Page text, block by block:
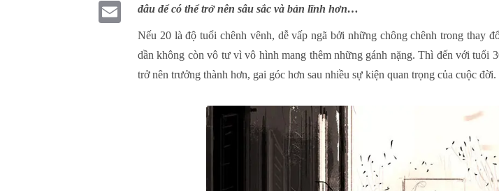
đâu để có thể trở nên sâu sắc và bản lĩnh hơn…
Nếu 20 là độ tuổi chênh vênh, dễ vấp ngã bởi những chông chênh trong thay
dần không còn vô tư vì vô hình mang thêm những gánh nặng. Thì đến với tuổi
trở nên trưởng thành hơn, gai góc hơn sau nhiều sự kiện quan trọng của cuộc đời.
Twitter